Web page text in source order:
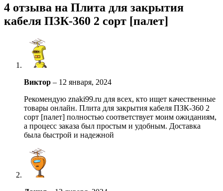
4 отзыва на Плита для закрытия
кабеля ПЗК-360 2 сорт [палет]
Виктор – 12 января, 2024
Рекомендую znaki99.ru для всех, кто ищет качественные
товары онлайн. Плита для закрытия кабеля ПЗК-360 2
сорт [палет] полностью соответствует моим ожиданиям,
а процесс заказа был простым и удобным. Доставка
была быстрой и надежной